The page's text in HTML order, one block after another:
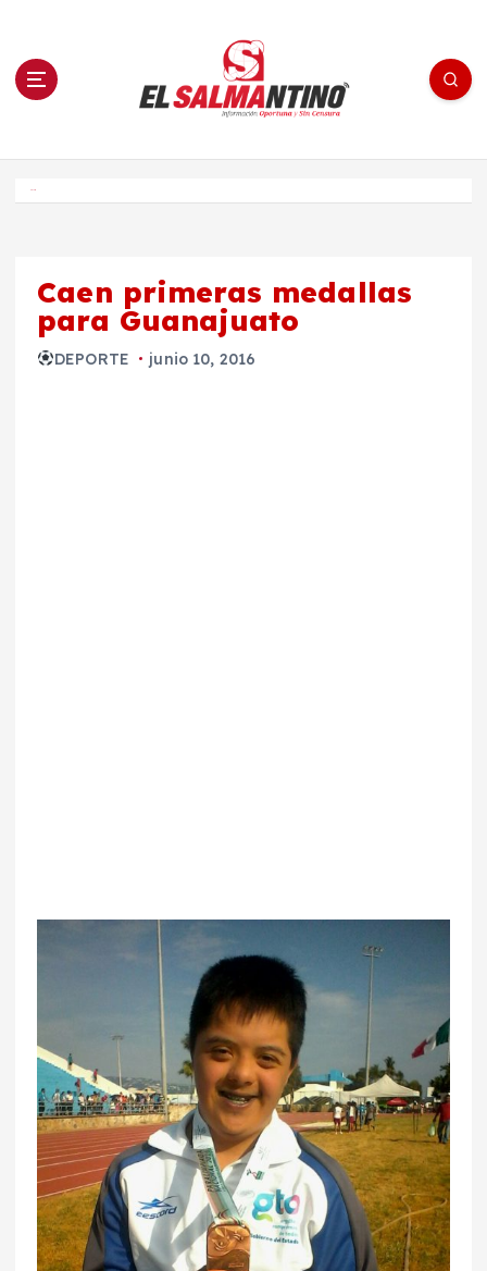
n El Salmantino - medios/noticias/editorial
Caen primeras medallas
para Guanajuato
DEPORTE junio 10, 2016